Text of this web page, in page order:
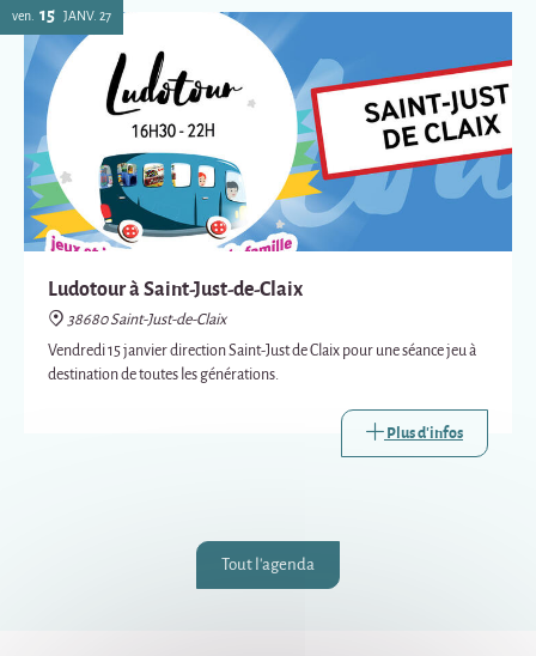
ven. 15 JANV. 27
Ludotour à Saint-Just-de-Claix
38680 Saint-Just-de-Claix
Vendredi 15 janvier direction Saint-Just de Claix pour une séance jeu à
destination de toutes les générations.
Plus d'infos
Tout l'agenda